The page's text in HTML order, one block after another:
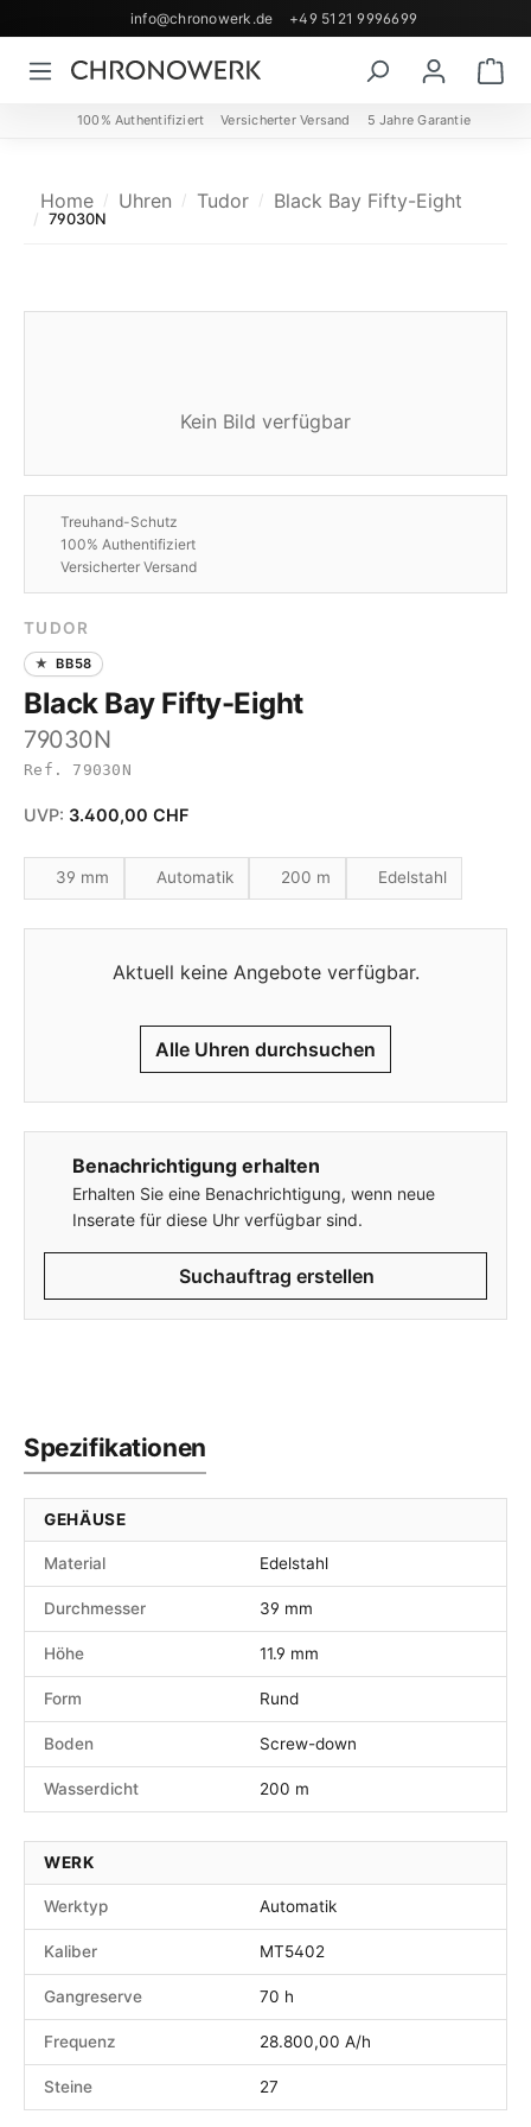
Zum Hauptinhalt springen
info@chronowerk.de +49 5121 9996699
100% Authentifiziert Versicherter Versand 5 Jahre Garantie
Home Uhren Tudor Black Bay Fifty-Eight
79030N
Kein Bild verfügbar
Treuhand-Schutz
100% Authentifiziert
Versicherter Versand
TUDOR
BB58
Black Bay Fifty-Eight
79030N
Ref. 79030N
UVP: 3.400,00 CHF
39 mm Automatik 200 m Edelstahl
Aktuell keine Angebote verfügbar.
Alle Uhren durchsuchen
Benachrichtigung erhalten
Erhalten Sie eine Benachrichtigung, wenn neue
Inserate für diese Uhr verfügbar sind.
Suchauftrag erstellen
Spezifikationen
GEHÄUSE
Material Edelstahl
Durchmesser 39 mm
Höhe 11.9 mm
Form Rund
Boden Screw-down
Wasserdicht 200 m
WERK
Werktyp Automatik
Kaliber MT5402
Gangreserve 70 h
Frequenz 28.800,00 A/h
Steine 27